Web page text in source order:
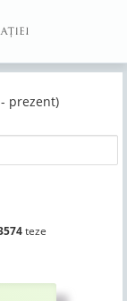
prezent)
teze